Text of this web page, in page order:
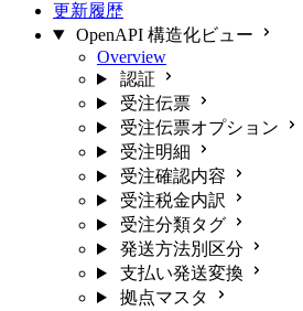
更新履歴
OpenAPI 構造化ビュー
Overview
認証
受注伝票
受注伝票オプション
受注明細
受注確認内容
受注税金内訳
受注分類タグ
発送方法別区分
支払い発送変換
拠点マスタ